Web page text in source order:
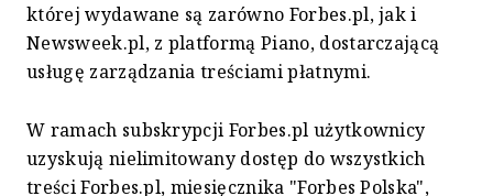
której wydawane są zarówno Forbes.pl, jak i
Newsweek.pl, z platformą Piano, dostarczającą
usługę zarządzania treściami płatnymi.
W ramach subskrypcji Forbes.pl użytkownicy
uzyskują nielimitowany dostęp do wszystkich
treści Forbes.pl, miesięcznika "Forbes Polska",